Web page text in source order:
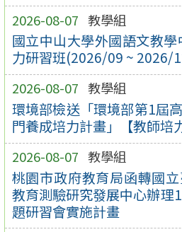
2026-08-07 教學組
國立中山大學外國語文教
力研習班(2026/09 ~ 2026/
2026-08-07 教學組
環境部檢送「環境部第1屆
門養成培力計畫」【教師培
2026-08-07 教學組
桃園市政府教育局函轉國
教育測驗研究發展中心辦理
題研習會實施計畫